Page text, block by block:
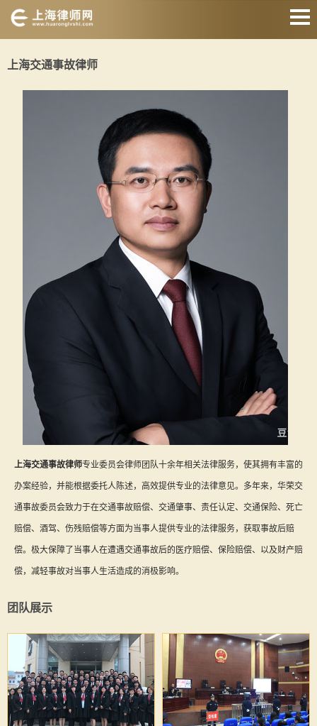
房产纠纷律师
合同纠纷律师
征地拆迁律师
交通事故律师
关于我们
上海交通事故律师
上海交通事故律师专业委员会律师团队十余年相关法律服务，使其拥有丰富的
办案经验，并能根据委托人陈述，高效提供专业的法律意见。多年来，华荣交
通事故委员会致力于在交通事故赔偿、交通肇事、责任认定、交通保险、死亡
赔偿、酒驾、伤残赔偿等方面为当事人提供专业的法律服务，获取事故后赔
偿。极大保障了当事人在遭遇交通事故后的医疗赔偿、保险赔偿、以及财产赔
偿，减轻事故对当事人生活造成的消极影响。
团队展示